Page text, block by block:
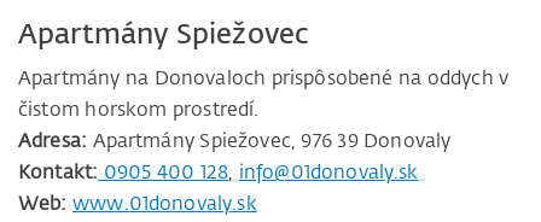
Apartmány Spiežovec
Apartmány na Donovaloch prispôsobené na oddych v
čistom horskom prostredí.
Adresa: Apartmány Spiežovec, 976 39 Donovaly
Kontakt: 0905 400 128 info@01donovaly.sk
Web: www.01donovaly.sk